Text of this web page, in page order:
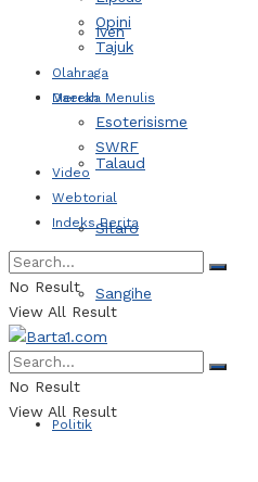
Iven
Daerah
Talaud
Sitaro
Sangihe
Politik
Opini
Tajuk
Olahraga
Mereka Menulis
Esoterisisme
SWRF
Video
Webtorial
Indeks Berita
No Result
View All Result
No Result
View All Result